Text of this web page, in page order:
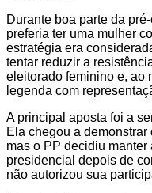
Durante boa parte da
preferia ter uma mulher
estratégia era
tentar reduzir a
eleitorado feminino e, ao
legenda com
A principal aposta foi a
Ela chegou a
mas o PP decidiu
presidencial depois de
não autorizou sua